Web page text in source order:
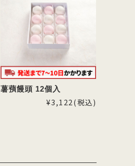
薯蕷饅頭 12個入
¥3,122(税込)